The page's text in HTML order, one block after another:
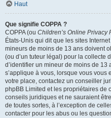
Haut
Que signifie COPPA ?
COPPA (ou Children’s Online Privacy
États-Unis qui dit que les sites
mineurs de moins de 13 ans doivent
(ou d’un tuteur légal) pour la collecte
d’identifier un mineur de moins de 13
s’applique à vous, lorsque vous vous
votre place, contactez un conseiller
phpBB Limited et les propriétaires de
conseils juridiques et ne sauraient
de toutes sortes, à l’exception de
contacter pour les abus ou les